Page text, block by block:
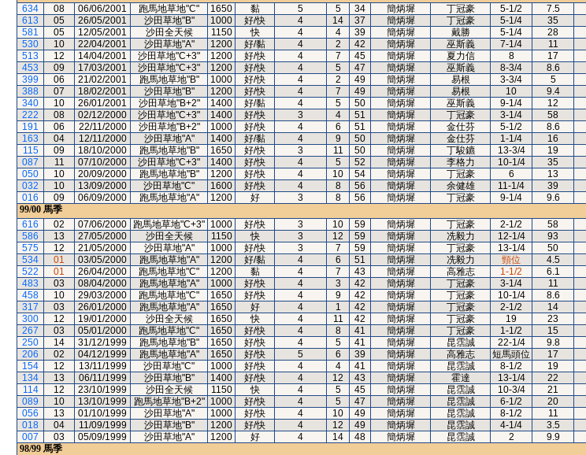
634
08 06/06/2001 跑馬地草地"C" 1650 黏 5 5 34 簡炳墀 丁冠豪 5-1/2 7.5
613
05 26/05/2001 沙田草地"B" 1000 好/快 4 14 37 簡炳墀 丁冠豪 5-1/4 35
581
05 12/05/2001 沙田全天候 1150 快 4 4 39 簡炳墀 戴勝 5-1/4 28
530
10 22/04/2001 沙田草地"A" 1200 好/黏 4 2 42 簡炳墀 巫斯義 7-1/4 11
513
12 14/04/2001 沙田草地"C+3" 1200 好/快 4 7 45 簡炳墀 夏力信 8 17
453
09 17/03/2001 沙田草地"C+3" 1200 好/快 4 5 47 簡炳墀 巫斯義 8-3/4 8.6
399
06 21/02/2001 跑馬地草地"B" 1000 好/快 4 2 49 簡炳墀 易根 3-3/4 5
388
07 18/02/2001 沙田草地"B" 1200 好/快 4 7 49 簡炳墀 易根 10 9.4
340
10 26/01/2001 沙田草地"B+2" 1400 好/黏 4 5 50 簡炳墀 巫斯義 9-1/4 12
222
08 02/12/2000 沙田草地"C+3" 1400 好/快 3 4 51 簡炳墀 丁冠豪 3-1/4 58
191
06 22/11/2000 沙田草地"B+2" 1000 好/快 4 6 51 簡炳墀 金仕芬 5-1/2 8.6
163
04 12/11/2000 沙田草地"A" 1400 好/黏 4 9 50 簡炳墀 金仕芬 1-1/4 16
115
09 18/10/2000 跑馬地草地"B" 1650 好/快 3 11 50 簡炳墀 丁駿鑣 13-3/4 19
087
11 07/10/2000 沙田草地"C+3" 1400 好/快 4 5 52 簡炳墀 李格力 10-1/4 35
050
10 20/09/2000 跑馬地草地"B" 1200 好/快 4 10 54 簡炳墀 丁冠豪 6 13
032
10 13/09/2000 沙田草地"C" 1600 好/快 4 8 56 簡炳墀 余健雄 11-1/4 39
016
09 06/09/2000 跑馬地草地"A" 1200 好 3 8 56 簡炳墀 丁冠豪 9-1/4 9.6
99/00 馬季
616
02 07/06/2000 跑馬地草地"C+3" 1000 好/快 3 10 59 簡炳墀 丁冠豪 2-1/2 58
586
13 27/05/2000 沙田全天候 1150 快 3 12 59 簡炳墀 冼毅力 12-1/4 93
575
12 21/05/2000 沙田草地"A" 1000 好/快 3 7 59 簡炳墀 丁冠豪 13-1/4 50
534
01 03/05/2000 跑馬地草地"A" 1200 好/黏 4 6 51 簡炳墀 冼毅力 頸位 4.5
522
01 26/04/2000 跑馬地草地"C" 1200 黏 4 7 43 簡炳墀 高雅志 1-1/2 6.1
483
03 08/04/2000 跑馬地草地"A" 1000 好/快 4 3 42 簡炳墀 丁冠豪 3-1/4 11
458
10 29/03/2000 跑馬地草地"C" 1650 好/快 4 9 42 簡炳墀 丁冠豪 10-1/4 8.6
317
03 26/01/2000 跑馬地草地"A" 1650 好 4 1 42 簡炳墀 丁冠豪 2-1/2 14
300
12 19/01/2000 沙田全天候 1650 快 4 11 42 簡炳墀 丁冠豪 19 23
267
03 05/01/2000 跑馬地草地"C" 1650 好/快 4 8 41 簡炳墀 丁冠豪 1-1/2 15
250
14 31/12/1999 跑馬地草地"B" 1650 好/快 4 5 41 簡炳墀 昆霑誠 22-1/4 9.8
206
02 04/12/1999 跑馬地草地"A" 1650 好/快 5 6 39 簡炳墀 高雅志 短馬頭位 17
154
12 13/11/1999 沙田草地"C" 1000 好/快 4 4 41 簡炳墀 昆霑誠 8-1/2 19
134
13 06/11/1999 沙田草地"B" 1400 好/快 4 12 43 簡炳墀 霍達 13-1/4 22
114
12 23/10/1999 沙田全天候 1150 快 4 5 45 簡炳墀 昆霑誠 10-3/4 21
089
10 13/10/1999 跑馬地草地"B+2" 1000 好/快 4 5 47 簡炳墀 昆霑誠 6-1/2 20
056
13 01/10/1999 沙田草地"A" 1000 好/快 4 10 49 簡炳墀 昆霑誠 8-1/2 11
018
04 11/09/1999 沙田草地"B" 1200 好/快 4 12 49 簡炳墀 昆霑誠 4-1/4 3.5
007
03 05/09/1999 沙田草地"A" 1200 好 4 14 48 簡炳墀 昆霑誠 2 9.9
98/99 馬季